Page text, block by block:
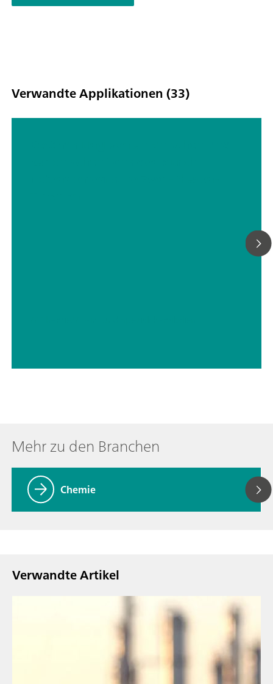
Verwandte Applikationen (33)
Mehr zu den Branchen
Chemie
Verwandte Artikel